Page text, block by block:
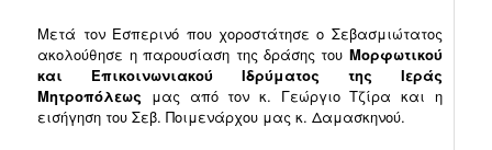
Μετά τον Εσπερινό που χοροστάτησε ο Σεβασμιώτατος
ακολούθησε η παρουσίαση της δράσης του Μορφωτικού
και Επικοινωνιακού Ιδρύματος της Ιεράς
Μητροπόλεως μας από τον κ. Γεώργιο Τζίρα και η
εισήγηση του Σεβ. Ποιμενάρχου μας κ. Δαμασκηνού.